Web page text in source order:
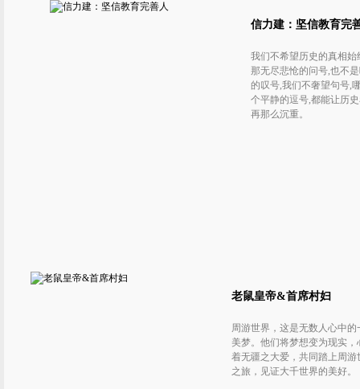
信力建：坚信教育完
我们不希望历史的真相始
那无尽悲怆的问号,也不
的叹号,我们不奢望句号,
个平静的逗号,都能让历
再那么沉重。
老鼠皇帝&首席村妇
周游世界，这是无数人心中的
美梦。他们将梦想变为现实，
着无疆之大爱，共同踏上周游
之旅，见证大千世界的美好。